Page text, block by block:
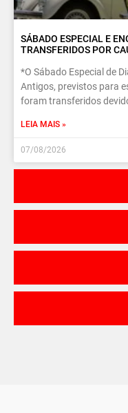
SÁBADO ESPECIAL E
TRANSFERIDOS POR
*O Sábado Especial de
Antigos, previstos para
foram transferidos
LEIA MAIS »
07/08/2026